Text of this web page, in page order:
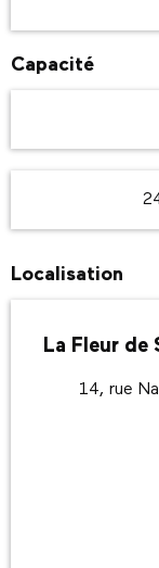
Capacité
Localisation
La Fleur de
14, rue